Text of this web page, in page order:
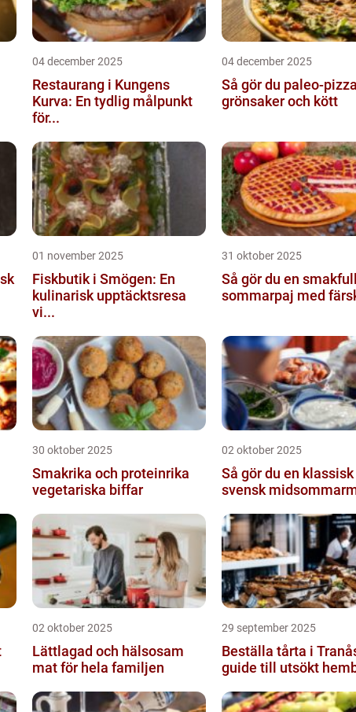
04 december 2025
Restaurang i Kungens
Kurva: En tydlig målpunkt
för...
04 december 2025
Så gör du paleo-
grönsaker och kött
01 november 2025
Fiskbutik i Smögen: En
kulinarisk upptäcktsresa
vi...
31 oktober 2025
Så gör du en smakfull
sommarpaj med
30 oktober 2025
Smakrika och proteinrika
vegetariska biffar
02 oktober 2025
Så gör du en klassisk
svensk
02 oktober 2025
Lättlagad och hälsosam
mat för hela familjen
29 september 2025
Beställa tårta i
guide till utsökt